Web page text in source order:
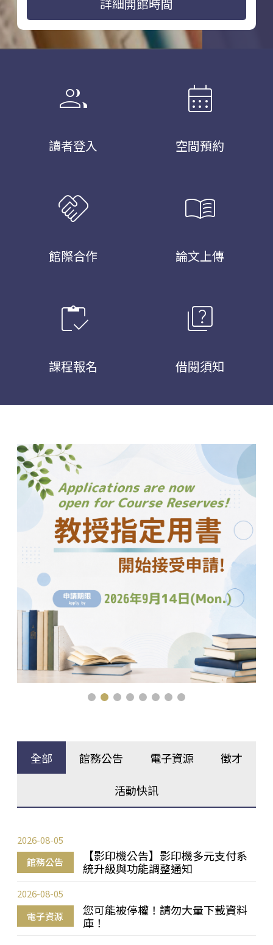
group
讀者登入
calendar_month
空間預約
handshake
館際合作
menu_book
論文上傳
inventory
課程報名
quiz
借閱須知
全部 館務公告 電子資源 徵才
活動快訊
館務公告
【影印機公告】影印機多元支付系
統升級與功能調整通知
2026-08-05
電子資源
您可能被停權！請勿大量下載資料
庫！
2026-08-05